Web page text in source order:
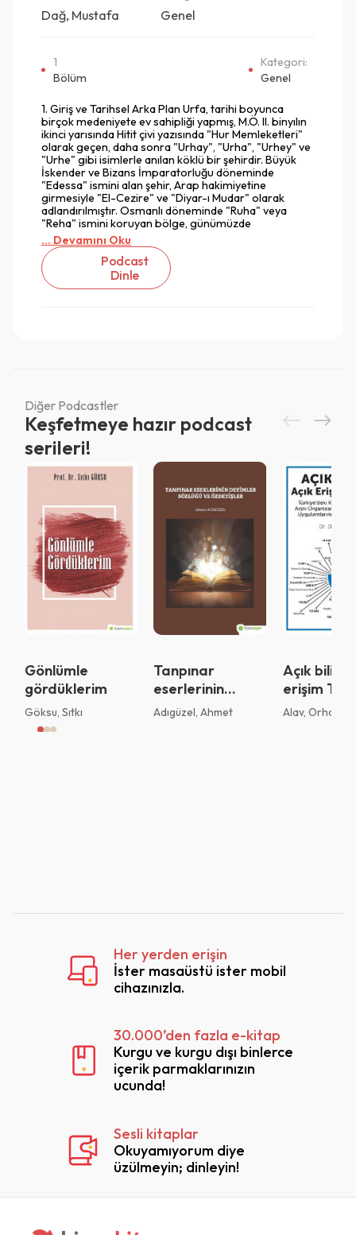
Dağ, Mustafa Genel
1
Bölüm
Kategori:
Genel
1. Giriş ve Tarihsel Arka Plan Urfa, tarihi boyunca
birçok medeniyete ev sahipliği yapmış, M.Ö. II. binyılın
ikinci yarısında Hitit çivi yazısında "Hur Memleketleri"
olarak geçen, daha sonra "Urhay", "Urha", "Urhey" ve
"Urhe" gibi isimlerle anılan köklü bir şehirdir. Büyük
İskender ve Bizans İmparatorluğu döneminde
"Edessa" ismini alan şehir, Arap hakimiyetine
girmesiyle "El-Cezire" ve "Diyar-ı Mudar" olarak
adlandırılmıştır. Osmanlı döneminde "Ruha" veya
"Reha" ismini koruyan bölge, günümüzde
... Devamını Oku
Podcast
Dinle
Diğer Podcastler
Keşfetmeye hazır podcast
serileri!
Gönlümle
gördüklerim
Göksu, Sıtkı
Tanpınar
eserlerinin
deyimler sözlüğü
Adıgüzel, Ahmet
Açık bilim
erişim
Alav, Orhan
Vazgeç
Vazgeç
Her yerden erişin
İster masaüstü ister mobil
cihazınızla.
30.000’den fazla e-kitap
Kurgu ve kurgu dışı binlerce
içerik parmaklarınızın
ucunda!
Sesli kitaplar
Okuyamıyorum diye
üzülmeyin; dinleyin!
QR Code taraması başarılı.
Sistemi kurumu ile kullanıyorsunuz.
Tamam
Vazgeç